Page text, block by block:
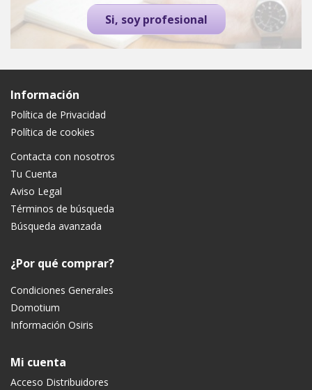
Si, soy profesional
Información
Política de Privacidad
Política de cookies
Contacta con nosotros
Tu Cuenta
Aviso Legal
Términos de búsqueda
Búsqueda avanzada
¿Por qué comprar?
Condiciones Generales
Domotium
Información Osiris
Mi cuenta
Acceso Distribuidores